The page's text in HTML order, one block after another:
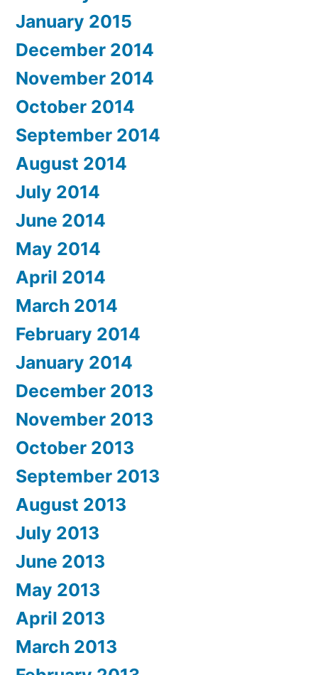
January 2015
December 2014
November 2014
October 2014
September 2014
August 2014
July 2014
June 2014
May 2014
April 2014
March 2014
February 2014
January 2014
December 2013
November 2013
October 2013
September 2013
August 2013
July 2013
June 2013
May 2013
April 2013
March 2013